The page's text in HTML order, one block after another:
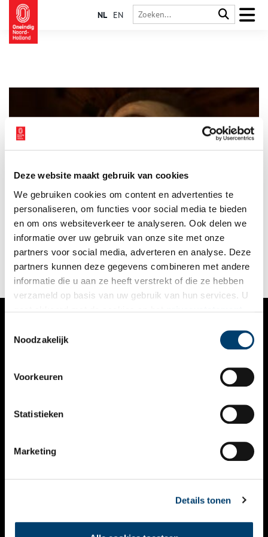
Deze website maakt gebruik van cookies
We gebruiken cookies om content en advertenties te
personaliseren, om functies voor social media te bieden
en om ons websiteverkeer te analyseren. Ook delen we
informatie over uw gebruik van onze site met onze
partners voor social media, adverteren en analyse. Deze
partners kunnen deze gegevens combineren met andere
informatie die u aan ze heeft verstrekt of die ze hebben
verzameld op basis van uw gebruik van hun services. U
Noodzakelijk
Voorkeuren
Statistieken
Marketing
Details tonen
NL EN
Dit najaar neemt kunstenaar Minne Kersten bezoekers mee in
een gelaagde, hallucinerende ervaring van de ruimte. Kersten
ontwikkelt een nieuwe installatie voor de zijruimtes van de
Oude Kerk. Daarin onderzoekt ze hoe religieuze verhalen en
architectuur en negentiende-eeuwse filmtechnieken
gebruikmaken van illusies, visioenen en hallucinaties om een
andere werkelijkheid op te roepen.
1 min
VERHALEN
KALENDER
THEMA’S
VIDEO’S
CONTACT